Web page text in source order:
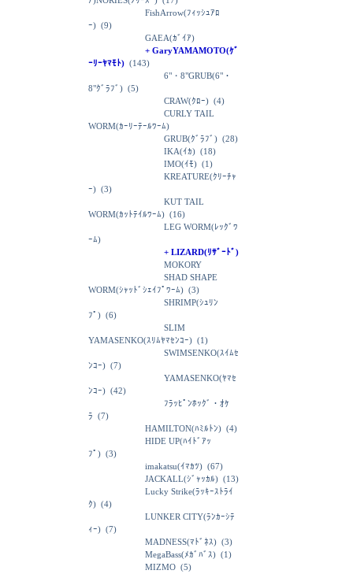
FishArrow(ﾌｨｯｼｭｱﾛ
ｰ) (9)
GAEA(ｶﾞｲｱ)
+ GaryYAMAMOTO(ｹﾞ
ｰﾘｰﾔﾏﾓﾄ) (143)
6"・8"GRUB(6"・
8"ｸﾞﾗﾌﾞ) (5)
CRAW(ｸﾛｰ) (4)
CURLY TAIL
WORM(ｶｰﾘｰﾃｰﾙﾜｰﾑ)
GRUB(ｸﾞﾗﾌﾞ) (28)
IKA(ｲｶ) (18)
IMO(ｲﾓ) (1)
KREATURE(ｸﾘｰﾁｬ
ｰ) (3)
KUT TAIL
WORM(ｶｯﾄﾃｲﾙﾜｰﾑ) (16)
LEG WORM(ﾚｯｸﾞﾜ
ｰﾑ)
+ LIZARD(ﾘｻﾞｰﾄﾞ)
MOKORY
SHAD SHAPE
WORM(ｼｬｯﾄﾞｼｪｲﾌﾟﾜｰﾑ) (3)
SHRIMP(ｼｭﾘﾝ
ﾌﾟ) (6)
SLIM
YAMASENKO(ｽﾘﾑﾔﾏｾﾝｺｰ) (1)
SWIMSENKO(ｽｲﾑｾ
ﾝｺｰ) (7)
YAMASENKO(ﾔﾏｾ
ﾝｺｰ) (42)
ﾌﾗｯﾋﾟﾝﾎｯｸﾞ・ｵｹ
ﾗ (7)
HAMILTON(ﾊﾐﾙﾄﾝ) (4)
HIDE UP(ﾊｲﾄﾞｱｯ
ﾌﾟ) (3)
imakatsu(ｲﾏｶﾂ) (67)
JACKALL(ｼﾞｬｯｶﾙ) (13)
Lucky Strike(ﾗｯｷｰｽﾄﾗｲ
ｸ) (4)
LUNKER CITY(ﾗﾝｶｰｼﾃ
ｨｰ) (7)
MADNESS(ﾏﾄﾞﾈｽ) (3)
MegaBass(ﾒｶﾞﾊﾞｽ) (1)
MIZMO (5)